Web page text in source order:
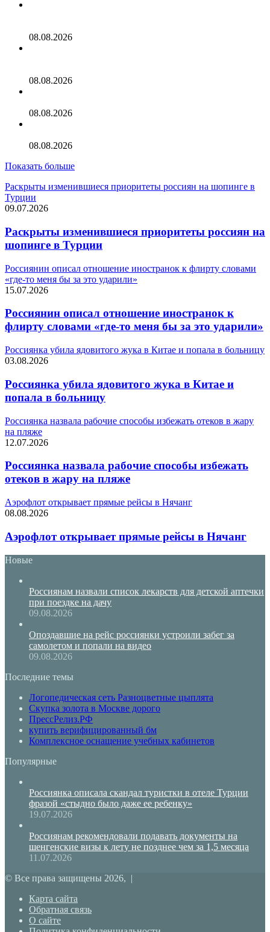
08.08.2026
08.08.2026
08.08.2026
08.08.2026
Показать больше
Раскрыты изменившиеся приоритеты россиян на шопинге в
Турции
09.07.2026
Раскрыты изменившиеся приоритеты россиян на
шопинге в Турции
Россиянин описал отношение иностранок к флирту словами
«где-то меня бы за это ударили»
15.07.2026
Россиянин описал отношение иностранок к
флирту словами «где-то меня бы за это ударили»
Россиянка убила ядовитого жука в Китае и попала в больницу
03.08.2026
Россиянка убила ядовитого жука в Китае и
попала в больницу
Россиянка назвала рабочие способы избежать отеков в жару
на пляже
12.07.2026
Россиянка назвала рабочие способы избежать
отеков в жару на пляже
Аэрофлот открывает прямые рейсы в Нячанг
08.08.2026
Аэрофлот открывает прямые рейсы в Нячанг
Новые
Россиянам назвали список лекарств для детской аптечки
при поездке на дачу
09.08.2026
Опоздавшие на рейс россиянки устроили забег за
самолетом и попали на видео
09.08.2026
Последние темы
Логопедическая сеть Разноцветные цыплята
Скупка золота в Москве дорого
ПрессРелиз.РФ
купить верифицированный бм
Комплексное оснащение учебных кабинетов
Популярные
Россиянка описала скандал туристки в отеле Турции
фразой «стыдно было даже ее ребенку»
19.07.2026
Россиянам рекомендовали подавать документы на
шенгенские визы к лету не позднее чем за 1,5 месяца
11.07.2026
© Все права защищены 2026, |
Карта сайта
Обратная связь
О сайте